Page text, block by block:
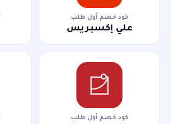
كود خصم أول طلب
علي إكسبريس
كود خصم أول طلب